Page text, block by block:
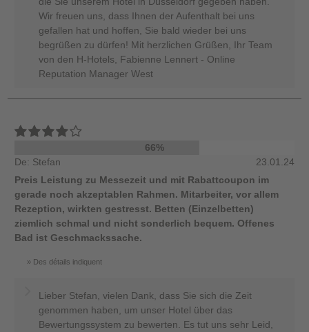
Wir freuen uns, dass Ihnen der Aufenthalt bei uns
gefallen hat und hoffen, Sie bald wieder bei uns
begrüßen zu dürfen! Mit herzlichen Grüßen, Ihr Team
von den H-Hotels, Fabienne Lennert - Online
Reputation Manager West
66%
De: Stefan
23.01.24
Preis Leistung zu Messezeit und mit Rabattcoupon im
gerade noch akzeptablen Rahmen. Mitarbeiter, vor allem
Rezeption, wirkten gestresst. Betten (Einzelbetten)
ziemlich schmal und nicht sonderlich bequem. Offenes
Bad ist Geschmackssache.
Des détails indiquent
Lieber Stefan, vielen Dank, dass Sie sich die Zeit
genommen haben, um unser Hotel über das
Bewertungssystem zu bewerten. Es tut uns sehr Leid,